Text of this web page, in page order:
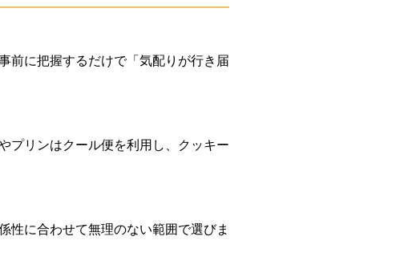
前に把握するだけで「気配りが行き届
プリンはクール便を利用し、クッキー
性に合わせて無理のない範囲で選びま